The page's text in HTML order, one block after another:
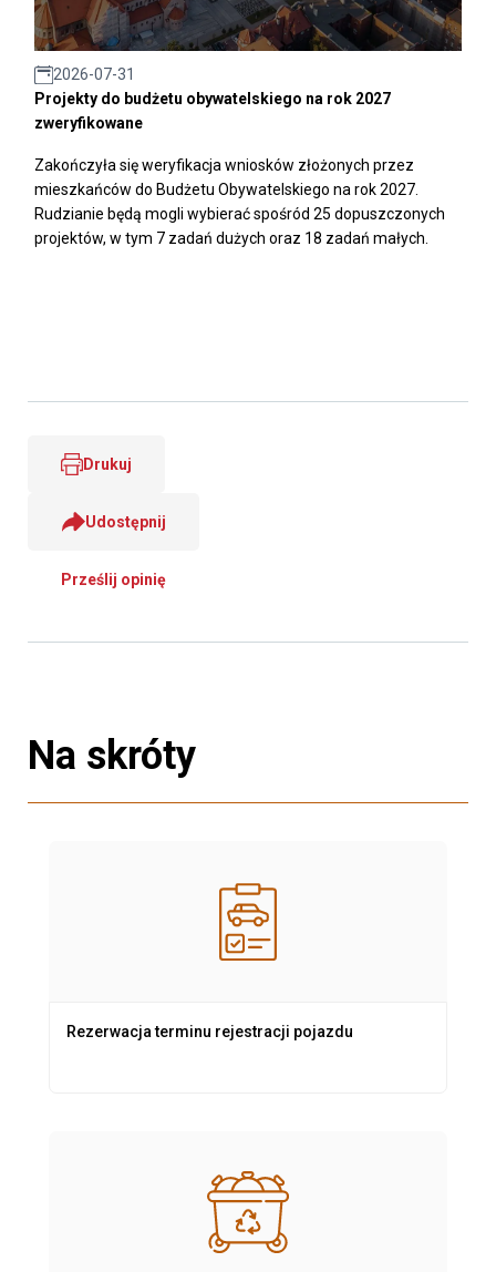
2026-07-31
Projekty do budżetu obywatelskiego na rok 2027
zweryfikowane
Zakończyła się weryfikacja wniosków złożonych przez
mieszkańców do Budżetu Obywatelskiego na rok 2027.
Rudzianie będą mogli wybierać spośród 25 dopuszczonych
projektów, w tym 7 zadań dużych oraz 18 zadań małych.
Drukuj
Udostępnij
Prześlij opinię
Na skróty
Rezerwacja terminu rejestracji pojazdu